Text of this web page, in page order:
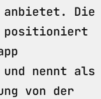
anbietet. Die
positioniert
nennt als
von der